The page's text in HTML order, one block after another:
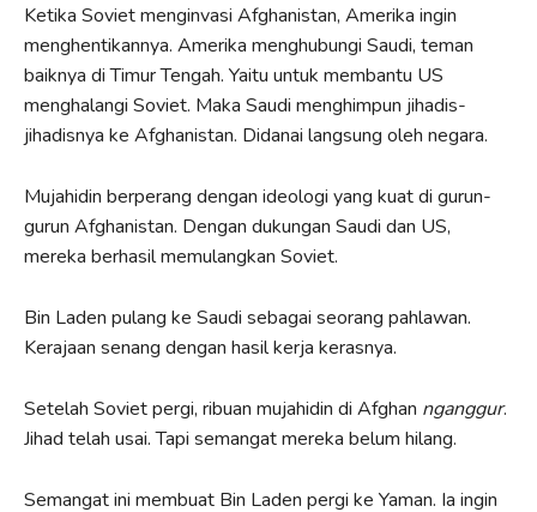
Ketika Soviet menginvasi Afghanistan, Amerika ingin
menghentikannya. Amerika menghubungi Saudi, teman
baiknya di Timur Tengah. Yaitu untuk membantu US
menghalangi Soviet. Maka Saudi menghimpun jihadis-
jihadisnya ke Afghanistan. Didanai langsung oleh negara.
Mujahidin berperang dengan ideologi yang kuat di gurun-
gurun Afghanistan. Dengan dukungan Saudi dan US,
mereka berhasil memulangkan Soviet.
Bin Laden pulang ke Saudi sebagai seorang pahlawan.
Kerajaan senang dengan hasil kerja kerasnya.
Setelah Soviet pergi, ribuan mujahidin di Afghan nganggur.
Jihad telah usai. Tapi semangat mereka belum hilang.
Semangat ini membuat Bin Laden pergi ke Yaman. Ia ingin